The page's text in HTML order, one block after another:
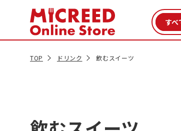
TOP ドリンク 飲むスイーツ